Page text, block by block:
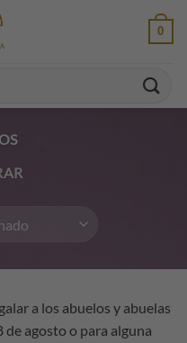
0
a los abuelos y abuelas
agosto o para alguna